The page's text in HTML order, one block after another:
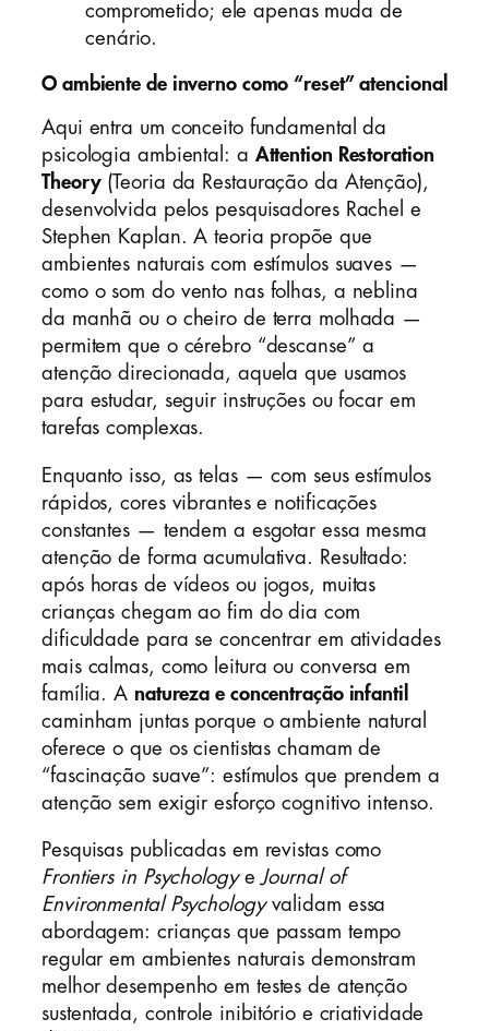
comprometido; ele apenas muda de
cenário.
O ambiente de inverno como “reset” atencional
Aqui entra um conceito fundamental da
psicologia ambiental: a Attention Restoration
Theory(Teoria da Restauração da Atenção),
desenvolvida pelos pesquisadores Rachel e
Stephen Kaplan. A teoria propõe que
ambientes naturais com estímulos suaves —
como o som do vento nas folhas, a neblina
da manhã ou o cheiro de terra molhada —
permitem que o cérebro “descanse” a
atenção direcionada, aquela que usamos
para estudar, seguir instruções ou focar em
tarefas complexas.
Enquanto isso, as telas — com seus estímulos
rápidos, cores vibrantes e notificações
constantes — tendem a esgotar essa mesma
atenção de forma acumulativa. Resultado:
após horas de vídeos ou jogos, muitas
crianças chegam ao fim do dia com
dificuldade para se concentrar em atividades
mais calmas, como leitura ou conversa em
família. A natureza e concentração infantil
caminham juntas porque o ambiente natural
oferece o que os cientistas chamam de
“fascinação suave”: estímulos que prendem a
atenção sem exigir esforço cognitivo intenso.
Pesquisas publicadas em revistas como
Frontiers in Psychologye Journal of
Environmental Psychologyvalidam essa
abordagem: crianças que passam tempo
regular em ambientes naturais demonstram
melhor desempenho em testes de atenção
sustentada, controle inibitório e criatividade